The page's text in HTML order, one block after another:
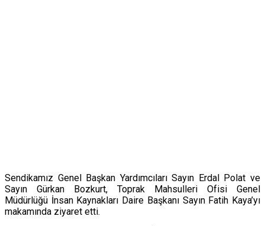
Sendikamız Genel Başkan Yardımcıları Sayın Erdal Polat ve
Sayın Gürkan Bozkurt, Toprak Mahsulleri Ofisi Genel
Müdürlüğü İnsan Kaynakları Daire Başkanı Sayın Fatih Kaya’yı
makamında ziyaret etti.